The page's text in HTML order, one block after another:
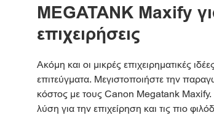
MEGATANK Maxify
επιχειρήσεις
Ακόμη και οι μικρές επιχειρηματικές
επιτεύγματα. Μεγιστοποιήστε την
κόστος με τους Canon Megatank Maxify.
λύση για την επιχείρηση και τις πιο